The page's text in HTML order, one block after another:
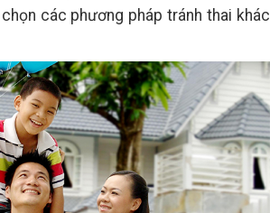
các phương pháp tránh thai khác